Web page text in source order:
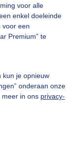
voor alle
enkel doeleinde
voor een
Premium” te
kun je opnieuw
onderaan onze
meer in ons privacy-